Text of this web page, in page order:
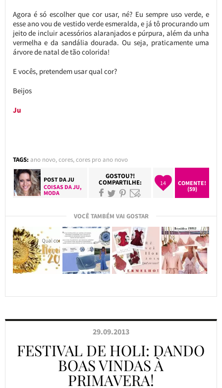
Agora é só escolher que cor usar, né? Eu sempre uso verde, e
esse ano vou de vestido verde esmeralda, e já tô procurando um
jeito de incluir acessórios alaranjados e púrpura, além da unha
vermelha e da sandália dourada. Ou seja, praticamente uma
árvore de natal de tão colorida!
E vocês, pretendem usar qual cor?
Beijos
Ju
TAGS: ano novo,cores,cores pro ano novo
POST DAJU
COISAS DA JU,
MODA
GOSTOU?!
COMPARTILHE: 14
COMENTE!
(59)
VOCÊ TAMBÉM VAI GOSTAR
29.09.2013
FESTIVAL DE HOLI: DANDO
BOAS VINDAS À
PRIMAVERA!